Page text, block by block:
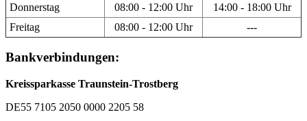
Donnerstag 08:00 - 12:00 Uhr
14:00 - 18:00 Uhr
Freitag
08:00 - 12:00 Uhr ---
Bankverbindungen:
Kreissparkasse Traunstein-Trostberg
DE55 7105 2050 0000 2205 58